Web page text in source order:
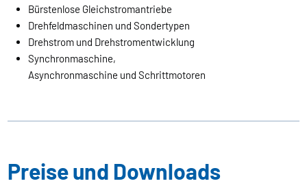
Bürstenlose Gleichstromantriebe
Drehfeldmaschinen und Sondertypen
Drehstrom und Drehstromentwicklung
Synchronmaschine,
Asynchronmaschine und Schrittmotoren
Preise und Downloads